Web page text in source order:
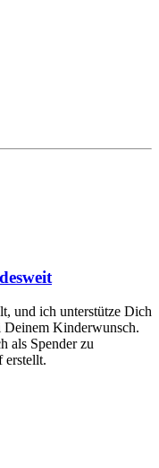
und ich unterstütze Dich
Deinem Kinderwunsch.
als Spender zu
erstellt.